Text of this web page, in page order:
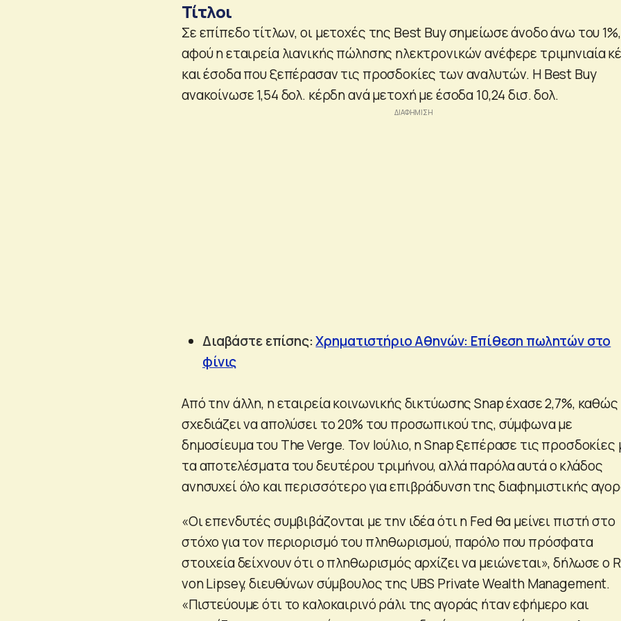
Τίτλοι
Σε επίπεδο τίτλων, οι μετοχές της Best Buy σημείωσε άνοδο άνω του 1%,
αφού η εταιρεία λιανικής πώλησης ηλεκτρονικών ανέφερε τριμηνιαία
και έσοδα που ξεπέρασαν τις προσδοκίες των αναλυτών. Η Best Buy
ανακοίνωσε 1,54 δολ. κέρδη ανά μετοχή με έσοδα 10,24 δισ. δολ.
Διαβάστε επίσης:Χρηματιστήριο Αθηνών: Επίθεση πωλητών στο
φίνις
Από την άλλη, η εταιρεία κοινωνικής δικτύωσης Snap έχασε 2,7%, καθώς
σχεδιάζει να απολύσει το 20% του προσωπικού της, σύμφωνα με
δημοσίευμα του The Verge. Τον Ιούλιο, η Snap ξεπέρασε τις προσδοκίες
τα αποτελέσματα του δευτέρου τριμήνου, αλλά παρόλα αυτά ο κλάδος
ανησυχεί όλο και περισσότερο για επιβράδυνση της διαφημιστικής
«Οι επενδυτές συμβιβάζονται με την ιδέα ότι η Fed θα μείνει πιστή στο
στόχο για τον περιορισμό του πληθωρισμού, παρόλο που πρόσφατα
στοιχεία δείχνουν ότι ο πληθωρισμός αρχίζει να μειώνεται», δήλωσε ο
von Lipsey, διευθύνων σύμβουλος της UBS Private Wealth Management.
«Πιστεύουμε ότι το καλοκαιρινό ράλι της αγοράς ήταν εφήμερο και